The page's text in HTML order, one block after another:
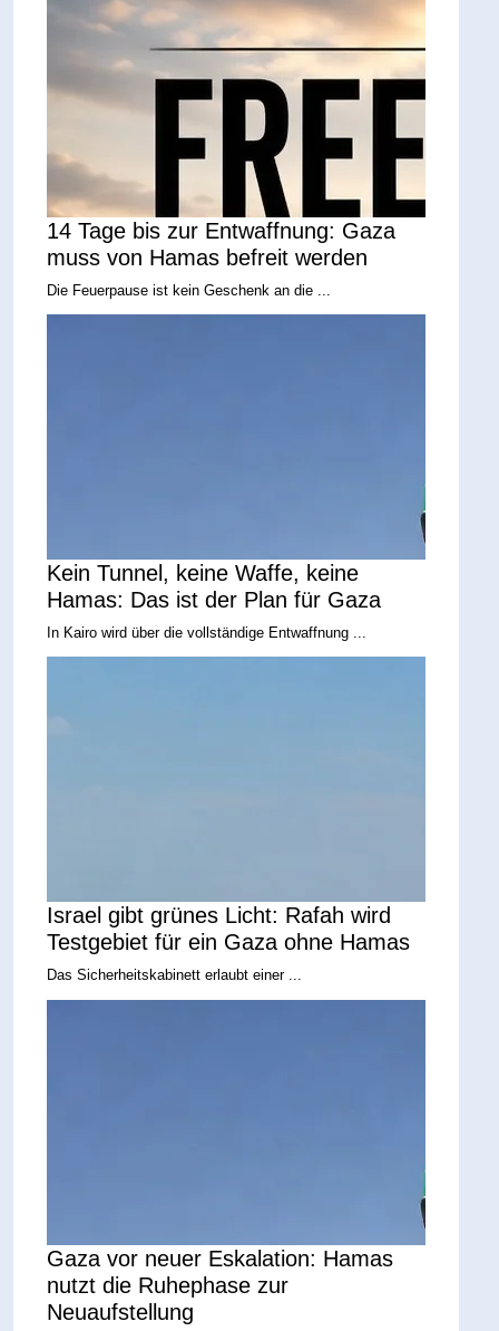
14 Tage bis zur Entwaffnung: Gaza
muss von Hamas befreit werden
Die Feuerpause ist kein Geschenk an die ...
Kein Tunnel, keine Waffe, keine
Hamas: Das ist der Plan für Gaza
In Kairo wird über die vollständige Entwaffnung ...
Israel gibt grünes Licht: Rafah wird
Testgebiet für ein Gaza ohne Hamas
Das Sicherheitskabinett erlaubt einer ...
Gaza vor neuer Eskalation: Hamas
nutzt die Ruhephase zur
Neuaufstellung